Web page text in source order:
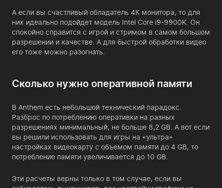
А если вы счастливый обладатель 4К монитора, то для
них идеально подойдет модель Intel Core i9-9900K. Он
спокойно справится с игрой и стримом в самом большом
разрешении и качестве. А для быстрой обработки видео
его тоже можно разогнать.
Сколько нужно оперативной памяти
В Anthem есть небольшой технический парадокс.
Разброс по потреблению оперативки на разных
разрешениях минимальный, не больше 8,2 GB. А вот если
вы решили использовать для игры на «ультра»
настройках видеокарту с объемом памяти до 4 GB, то
потребление памяти увеличивается до 10 GB.
Эти расчеты верны только в том случае, если вы